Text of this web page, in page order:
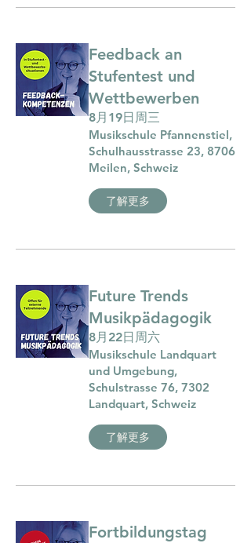
Feedback an
Stufentest und
Wettbewerben
8月19日周三
Musikschule Pfannenstiel,
Schulhausstrasse 23, 8706
Meilen, Schweiz
了解更多
Future Trends
Musikpädagogik
8月22日周六
Musikschule Landquart
und Umgebung,
Schulstrasse 76, 7302
Landquart, Schweiz
了解更多
Fortbildungstag